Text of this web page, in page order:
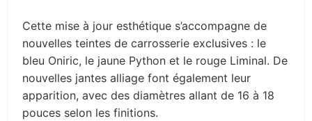
Cette mise à jour esthétique s’accompagne de
nouvelles teintes de carrosserie exclusives : le
bleu Oniric, le jaune Python et le rouge Liminal. De
nouvelles jantes alliage font également leur
apparition, avec des diamètres allant de 16 à 18
pouces selon les finitions.